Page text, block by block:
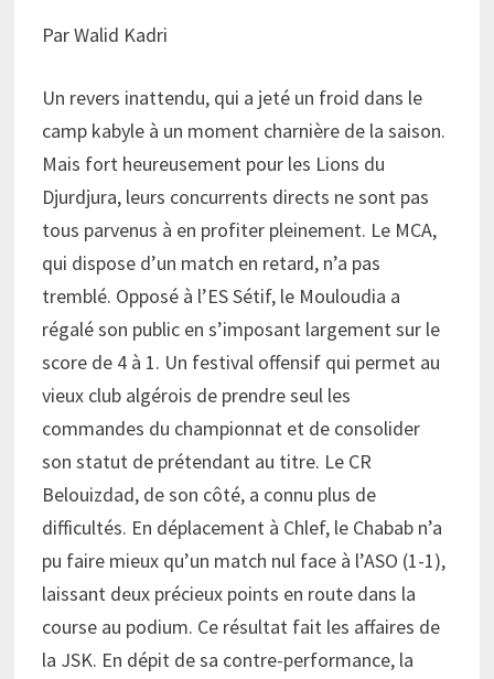
Par Walid Kadri
Un revers inattendu, qui a jeté un froid dans le
camp kabyle à un moment charnière de la saison.
Mais fort heureusement pour les Lions du
Djurdjura, leurs concurrents directs ne sont pas
tous parvenus à en profiter pleinement. Le MCA,
qui dispose d’un match en retard, n’a pas
tremblé. Opposé à l’ES Sétif, le Mouloudia a
régalé son public en s’imposant largement sur le
score de 4 à 1. Un festival offensif qui permet au
vieux club algérois de prendre seul les
commandes du championnat et de consolider
son statut de prétendant au titre. Le CR
Belouizdad, de son côté, a connu plus de
difficultés. En déplacement à Chlef, le Chabab n’a
pu faire mieux qu’un match nul face à l’ASO (1-1),
laissant deux précieux points en route dans la
course au podium. Ce résultat fait les affaires de
la JSK. En dépit de sa contre-performance, la